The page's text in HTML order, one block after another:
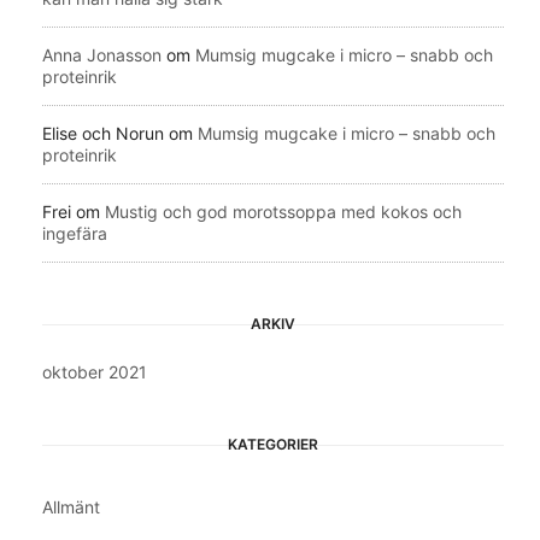
Anna Jonasson om Mumsig mugcake i micro – snabb och
proteinrik
Elise och Norun om Mumsig mugcake i micro – snabb och
proteinrik
Frei om Mustig och god morotssoppa med kokos och
ingefära
ARKIV
oktober 2021
KATEGORIER
Allmänt